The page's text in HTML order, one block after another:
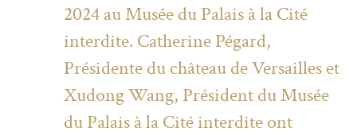
2024 au Musée du Palais à la Cité
interdite. Catherine Pégard,
Présidente du château de Versailles et
Xudong Wang, Président du Musée
du Palais à la Cité interdite ont